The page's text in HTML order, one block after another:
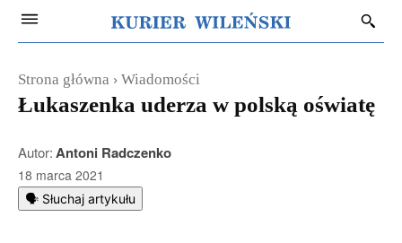
Strona główna Wiadomości
Łukaszenka uderza w polską oświatę
Autor:Antoni Radczenko
18 marca 2021
🗣️ Słuchaj artykułu